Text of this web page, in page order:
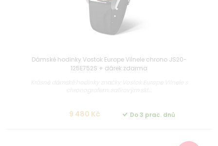
Dámské hodinky Vostok Europe Vilnele chrono JS20-
125E752S + dárek zdarma
9 480 Kč Do 3 prac. dnů